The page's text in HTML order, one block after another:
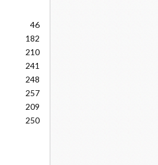
46
182
210
241
248
257
209
250